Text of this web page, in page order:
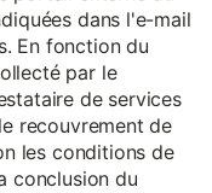
dans l'e-mail
En fonction du
par le
de services
recouvrement de
les conditions de
conclusion du